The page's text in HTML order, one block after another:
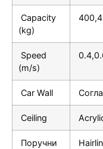
Capacity
(kg)
Speed
(m/s)
Car Wall
Ceiling
Поручни